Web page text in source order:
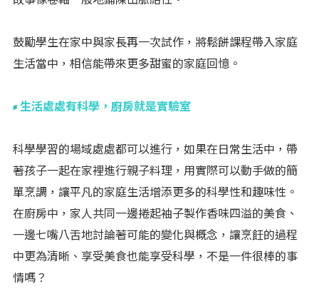
鼓勵學生在家中與家長再一次試作，將鬆餅課程帶入家庭
生活當中，相信能帶來更多甜蜜的家庭回憶。
生活處處有科學，廚房就是實驗室
科學學習的場域處處都可以進行，如果在日常生活中，帶
著孩子一起在家裡進行親子料理，用實際可以動手做的簡
單烹調，讓平凡的家庭生活增添更多的科學性和趣味性。
在廚房中，家人共同一邊捲起袖子製作香味四溢的美食、
一邊七嘴八舌地討論著可能的變化與概念，讓烹飪的過程
中更為清晰、享受美食也能享受科學，不是一件很棒的事
情嗎？